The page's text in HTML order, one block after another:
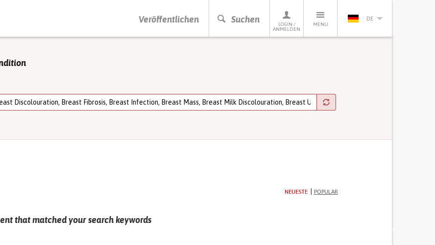
Veröffentlichen Suchen
LOGIN /
ANMELDEN
MENU
DE
DRÜCKEN SIE AUF ENTER UM DIE SUCHE ZU STARTEN
NEUESTE POPULAR
that matched your search keywords